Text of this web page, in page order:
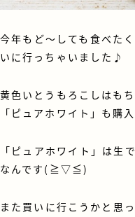
今年もど～しても食べた
いに行っちゃいました♪
黄色いとうもろこしはも
「ピュアホワイト」も購入
「ピュアホワイト」は生
なんです(≧▽≦)
また買いに行こうかと思